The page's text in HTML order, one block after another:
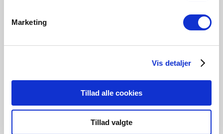
Marketing
Vis detaljer
Tillad alle cookies
Tillad valgte
dele som er beskadiget ved slitage eller på fejlbehandling
Se de fulde garantibetingelser